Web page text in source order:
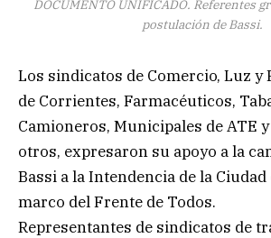
DOCUMENTO UNIFICADO. Referentes
postulación de Bassi.
Los sindicatos de Comercio, Luz y
de Corrientes, Farmacéuticos,
Camioneros, Municipales de ATE
otros, expresaron su apoyo a la
Bassi a la Intendencia de la Ciudad
marco del Frente de Todos.
Representantes de sindicatos de